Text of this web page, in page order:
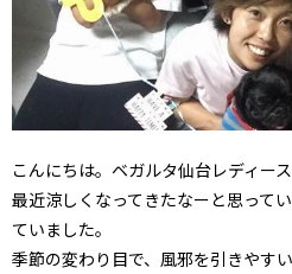
こんにちは。ベガルタ仙台レディー
最近涼しくなってきたなーと思って
ていました。
季節の変わり目で、風邪を引きやす